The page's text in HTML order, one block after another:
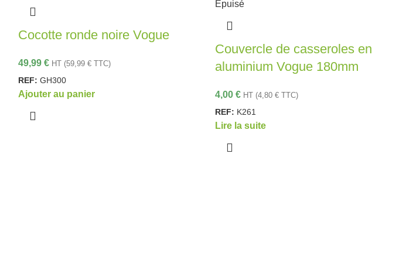
Cocotte ronde noire Vogue
49,99 € HT (59,99 € TTC)
REF: GH300
Ajouter au panier
Épuisé
Couvercle de casseroles en
aluminium Vogue 180mm
4,00 € HT (4,80 € TTC)
REF: K261
Lire la suite